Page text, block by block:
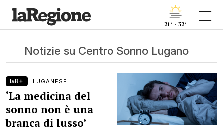
21° - 32°
Notizie su Centro Sonno Lugano
laR+ LUGANESE
‘La medicina del
sonno non è una
branca di lusso’